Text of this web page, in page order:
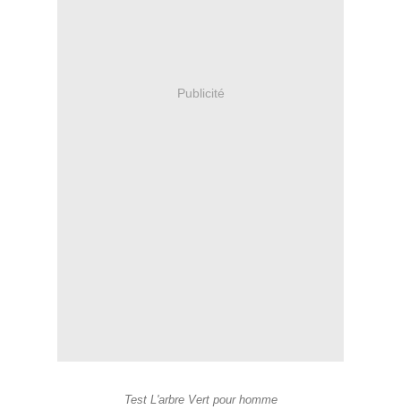
Publicité
Test L'arbre Vert pour homme